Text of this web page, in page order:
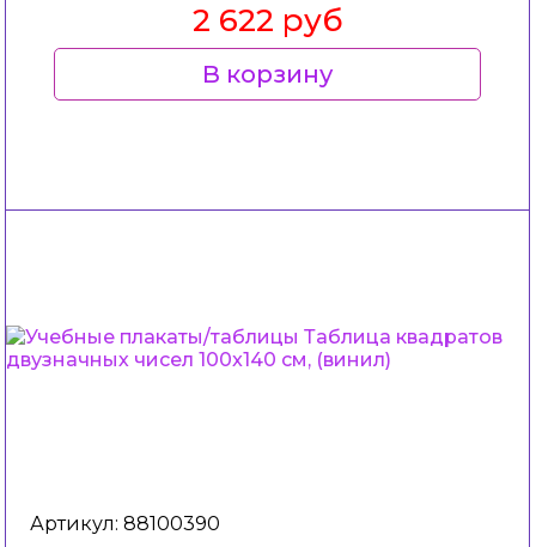
2 622 руб
В корзину
Артикул: 88100390